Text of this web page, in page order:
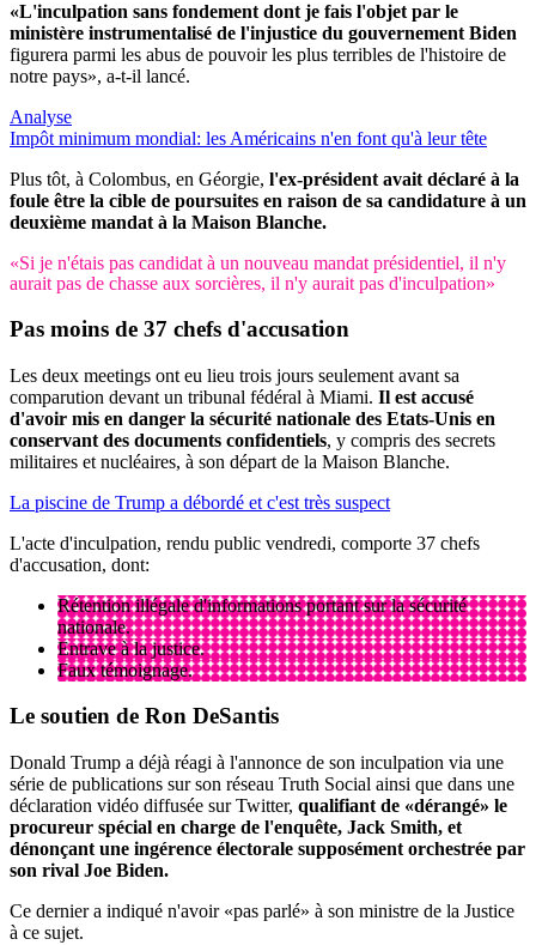
«L'inculpation sans fondement dont je fais l'objet par le
ministère instrumentalisé de l'injustice du gouvernement Biden
figurera parmi les abus de pouvoir les plus terribles de l'histoire de
notre pays», a-t-il lancé.
Analyse
Impôt minimum mondial: les Américains n'en font qu'à leur tête
Plus tôt, à Colombus, en Géorgie, l'ex-président avait déclaré à la
foule être la cible de poursuites en raison de sa candidature à un
deuxième mandat à la Maison Blanche.
«Si je n'étais pas candidat à un nouveau mandat présidentiel, il n'y
aurait pas de chasse aux sorcières, il n'y aurait pas d'inculpation»
Pas moins de 37 chefs d'accusation
Les deux meetings ont eu lieu trois jours seulement avant sa
comparution devant un tribunal fédéral à Miami. Il est accusé
d'avoir mis en danger la sécurité nationale des Etats-Unis en
conservant des documents confidentiels, y compris des secrets
militaires et nucléaires, à son départ de la Maison Blanche.
La piscine de Trump a débordé et c'est très suspect
L'acte d'inculpation, rendu public vendredi, comporte 37 chefs
d'accusation, dont:
Rétention illégale d'informations portant sur la sécurité
nationale.
Entrave à la justice.
Faux témoignage.
Le soutien de Ron DeSantis
Donald Trump a déjà réagi à l'annonce de son inculpation via une
série de publications sur son réseau Truth Social ainsi que dans une
déclaration vidéo diffusée sur Twitter, qualifiant de «dérangé» le
procureur spécial en charge de l'enquête, Jack Smith, et
dénonçant une ingérence électorale supposément orchestrée par
son rival Joe Biden.
Ce dernier a indiqué n'avoir «pas parlé» à son ministre de la Justice
à ce sujet.